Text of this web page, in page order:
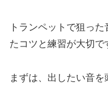
トランペットで狙っ
たコツと練習が大切で
まずは、出したい音